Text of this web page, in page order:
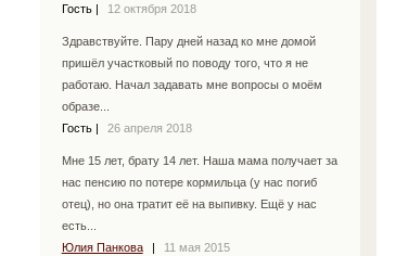
Гость
12 октября 2018
Здравствуйте. Пару дней назад ко мне домой
пришёл участковый по поводу того, что я не
работаю. Начал задавать мне вопросы о моём
образе...
Гость
26 апреля 2018
Мне 15 лет, брату 14 лет. Наша мама получает за
нас пенсию по потере кормильца (у нас погиб
отец), но она тратит её на выпивку. Ещё у нас
есть...
Юлия Панкова
11 мая 2015